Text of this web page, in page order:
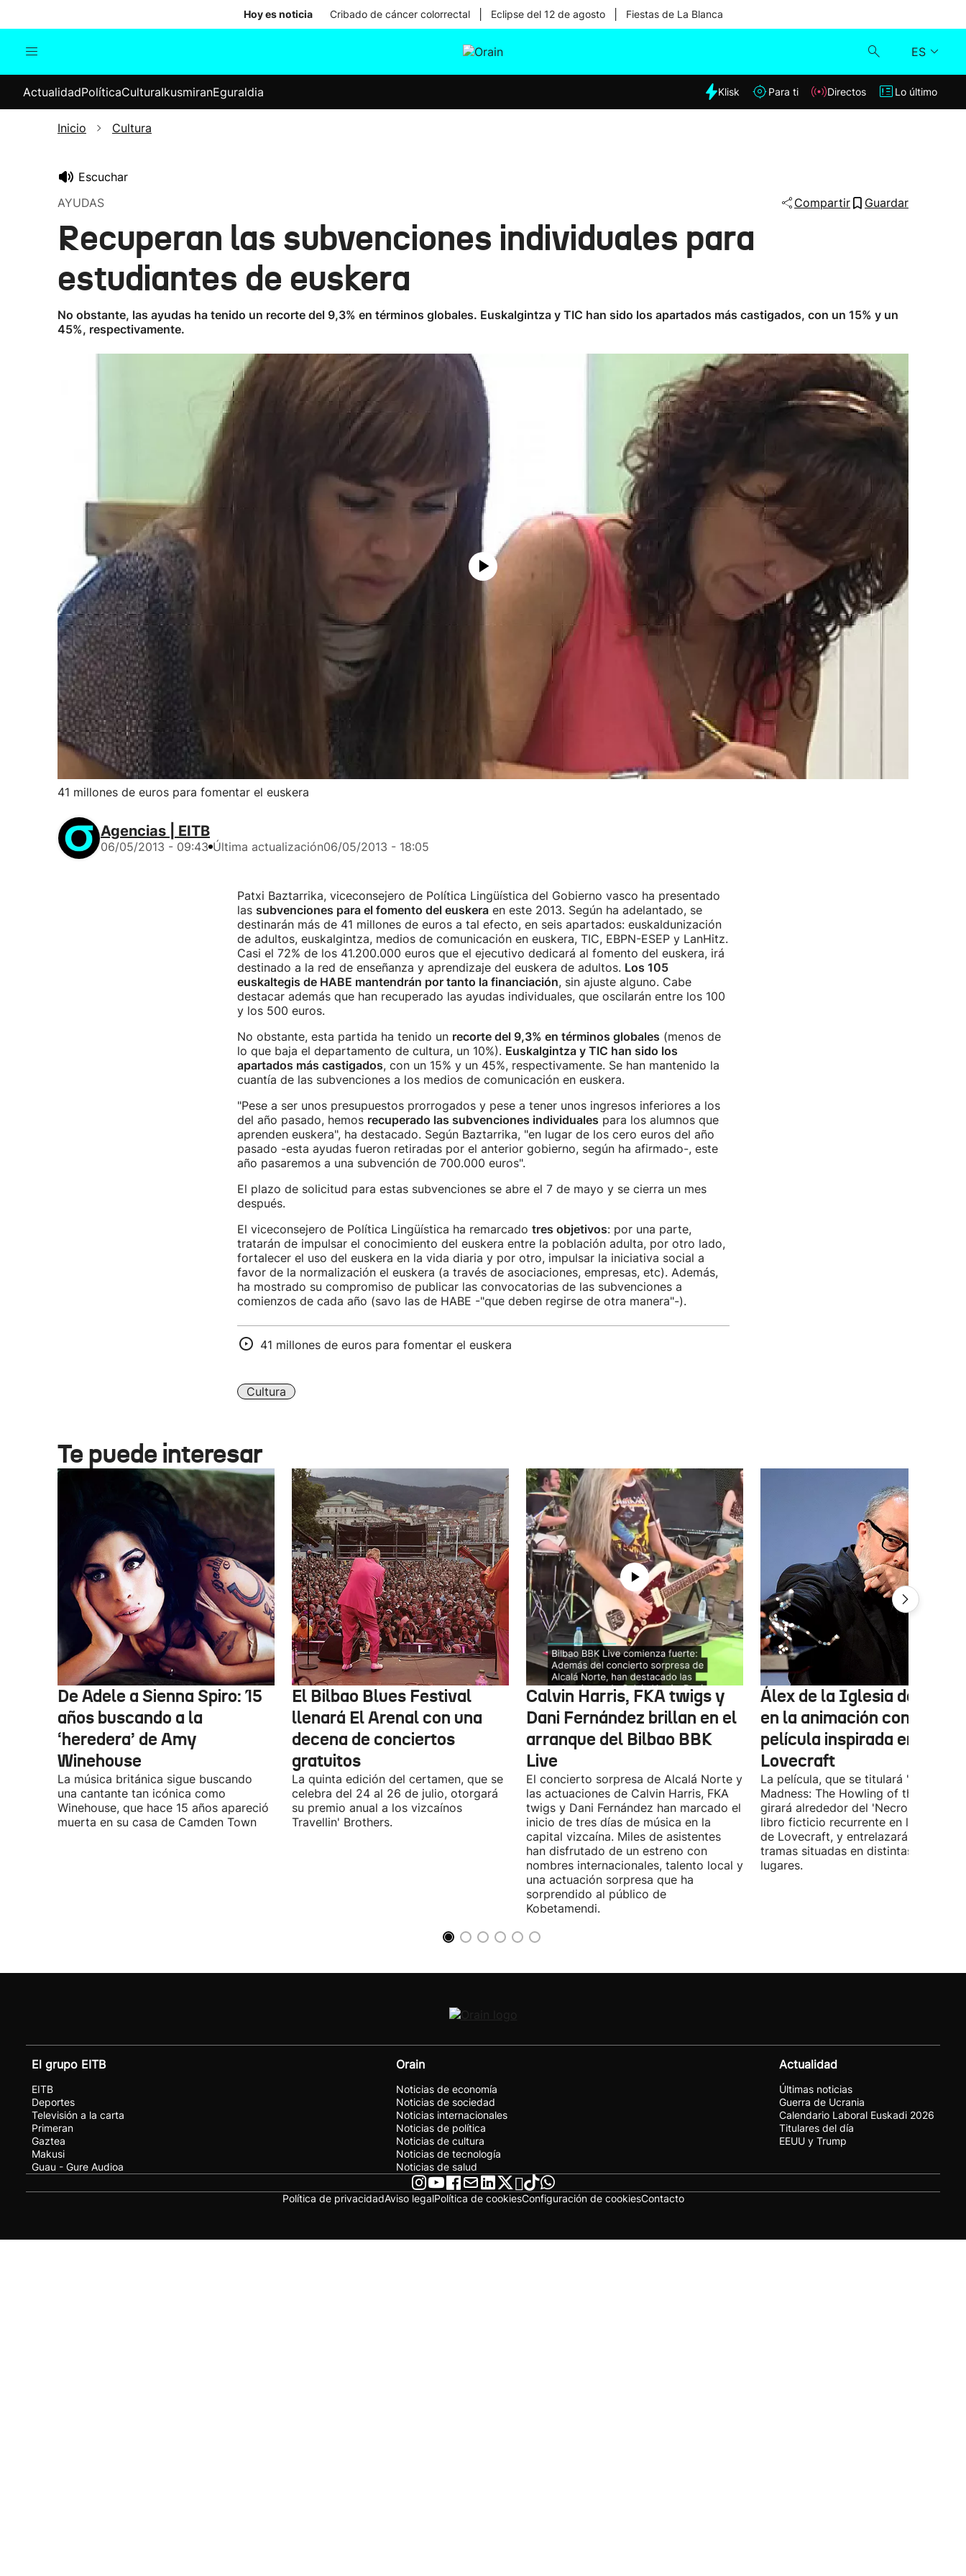
Hoy es noticia Cribado de cáncer colorrectal Eclipse del 12 de agosto Fiestas de La Blanca
ES
Internacional
Elecciones
Klisk
ActualidadPolíticaCulturaIkusmiranEguraldia Klisk Para ti Directos Lo último
Inicio Cultura
Escuchar
AYUDAS
Compartir Guardar
Recuperan las subvenciones individuales para
estudiantes de euskera
No obstante, las ayudas ha tenido un recorte del 9,3% en términos globales. Euskalgintza y TIC han sido los apartados más castigados, con un 15% y un
45%, respectivamente.
41 millones de euros para fomentar el euskera
Agencias | EITB
06/05/2013 - 09:43 Última actualización06/05/2013 - 18:05
Patxi Baztarrika, viceconsejero de Política Lingüística del Gobierno vasco ha presentado
las subvenciones para el fomento del euskeraen este 2013. Según ha adelantado, se
destinarán más de 41 millones de euros a tal efecto, en seis apartados: euskaldunización
de adultos, euskalgintza, medios de comunicación en euskera, TIC, EBPN-ESEP y LanHitz.
Casi el 72% de los 41.200.000 euros que el ejecutivo dedicará al fomento del euskera, irá
destinado a la red de enseñanza y aprendizaje del euskera de adultos. Los 105
euskaltegis de HABE mantendrán por tanto la financiación, sin ajuste alguno. Cabe
destacar además que han recuperado las ayudas individuales, que oscilarán entre los 100
y los 500 euros.
No obstante, esta partida ha tenido un recorte del 9,3% en términos globales (menos de
lo que baja el departamento de cultura, un 10%). Euskalgintza y TIC han sido los
apartados más castigados, con un 15% y un 45%, respectivamente. Se han mantenido la
cuantía de las subvenciones a los medios de comunicación en euskera.
"Pese a ser unos presupuestos prorrogados y pese a tener unos ingresos inferiores a los
del año pasado, hemos recuperado las subvenciones individuales para los alumnos que
aprenden euskera", ha destacado. Según Baztarrika, "en lugar de los cero euros del año
pasado -esta ayudas fueron retiradas por el anterior gobierno, según ha afirmado-, este
año pasaremos a una subvención de 700.000 euros".
El plazo de solicitud para estas subvenciones se abre el 7 de mayo y se cierra un mes
después.
El viceconsejero de Política Lingüística ha remarcado tres objetivos: por una parte,
tratarán de impulsar el conocimiento del euskera entre la población adulta, por otro lado,
fortalecer el uso del euskera en la vida diaria y por otro, impulsar la iniciativa social a
favor de la normalización el euskera (a través de asociaciones, empresas, etc). Además,
ha mostrado su compromiso de publicar las convocatorias de las subvenciones a
comienzos de cada año (savo las de HABE -"que deben regirse de otra manera"-).
41 millones de euros para fomentar el euskera
Cultura
Te puede interesar
De Adele a Sienna Spiro: 15
años buscando a la
‘heredera’ de Amy
Winehouse
La música británica sigue buscando
una cantante tan icónica como
Winehouse, que hace 15 años apareció
muerta en su casa de Camden Town
El Bilbao Blues Festival
llenará El Arenal con una
decena de conciertos
gratuitos
La quinta edición del certamen, que se
celebra del 24 al 26 de julio, otorgará
su premio anual a los vizcaínos
Travellin' Brothers.
Calvin Harris, FKA twigs y
Dani Fernández brillan en el
arranque del Bilbao BBK
Live
El concierto sorpresa de Alcalá Norte y
las actuaciones de Calvin Harris, FKA
twigs y Dani Fernández han marcado el
inicio de tres días de música en la
capital vizcaína. Miles de asistentes
han disfrutado de un estreno con
nombres internacionales, talento local y
una actuación sorpresa que ha
sorprendido al público de
Kobetamendi.
Álex de la Iglesia debutará
en la animación con una
película inspirada en
Lovecraft
La película, que se titulará 'Ages of
Madness: The Howling of the Jinn',
girará alrededor del 'Necronomicón',
libro ficticio recurrente en los relatos
de Lovecraft, y entrelazará varias
tramas situadas en distintas épocas y
lugares.
El grupo EITB
EITB
Deportes
Televisión a la carta
Primeran
Gaztea
Makusi
Guau - Gure Audioa
Orain
Noticias de economía
Noticias de sociedad
Noticias internacionales
Noticias de política
Noticias de cultura
Noticias de tecnología
Noticias de salud
Actualidad
Últimas noticias
Guerra de Ucrania
Calendario Laboral Euskadi 2026
Titulares del día
EEUU y Trump
Política de privacidadAviso legalPolítica de cookiesConfiguración de cookiesContacto